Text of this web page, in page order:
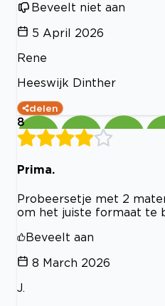
Beveelt niet aan
5 April 2026
Rene
Heeswijk Dinther
delen
8
Prima.
Probeersetje met 2
om het juiste formaat te
Beveelt aan
8 March 2026
J.